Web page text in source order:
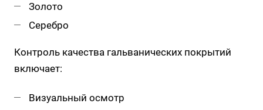
Золото
Серебро
Контроль качества гальванических покрытий
включает:
Визуальный осмотр